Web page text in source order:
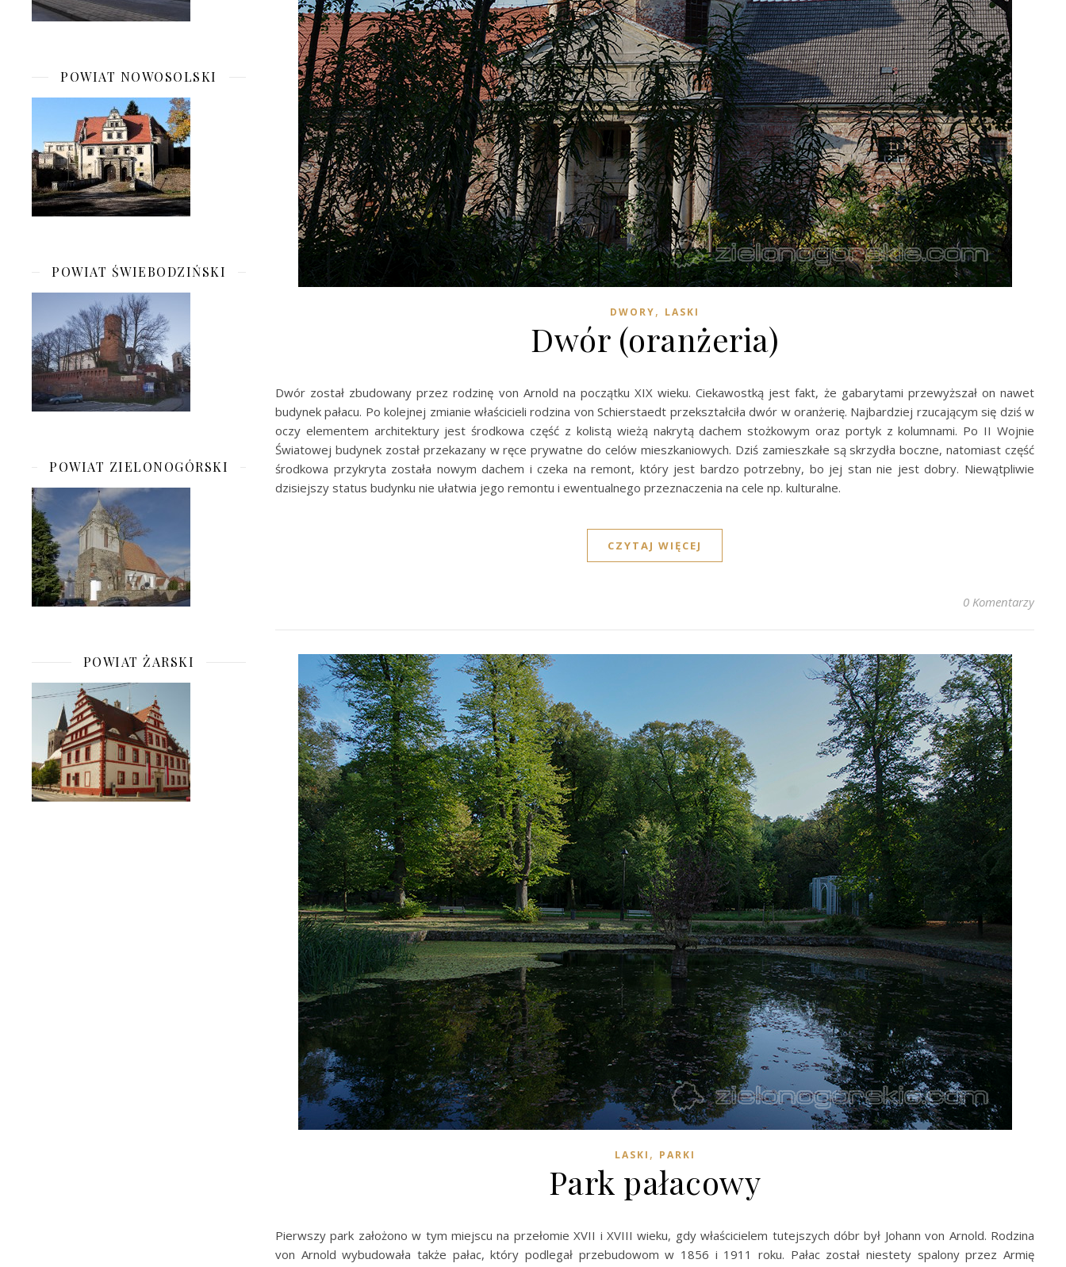
POWIAT NOWOSOLSKI
POWIAT ŚWIEBODZIŃSKI
POWIAT ZIELONOGÓRSKI
POWIAT ŻARSKI
DWORY, LASKI
Dwór (oranżeria)
Dwór został zbudowany przez rodzinę von Arnold na początku XIX wieku. Ciekawostką jest fakt, że gabarytami przewyższał on nawet
budynek pałacu. Po kolejnej zmianie właścicieli rodzina von Schierstaedt przekształciła dwór w oranżerię. Najbardziej rzucającym się dziś w
oczy elementem architektury jest środkowa część z kolistą wieżą nakrytą dachem stożkowym oraz portyk z kolumnami. Po II Wojnie
Światowej budynek został przekazany w ręce prywatne do celów mieszkaniowych. Dziś zamieszkałe są skrzydła boczne, natomiast część
środkowa przykryta została nowym dachem i czeka na remont, który jest bardzo potrzebny, bo jej stan nie jest dobry. Niewątpliwie
dzisiejszy status budynku nie ułatwia jego remontu i ewentualnego przeznaczenia na cele np. kulturalne.
CZYTAJ WIĘCEJ
0 Komentarzy
LASKI , PARKI
Park pałacowy
Pierwszy park założono w tym miejscu na przełomie XVII i XVIII wieku, gdy właścicielem tutejszych dóbr był Johann von Arnold. Rodzina
von Arnold wybudowała także pałac, który podlegał przebudowom w 1856 i 1911 roku. Pałac został niestety spalony przez Armię